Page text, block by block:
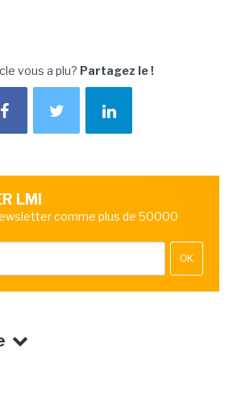
vous a plu? Partagez le !
LMI
comme plus de 50000
OK